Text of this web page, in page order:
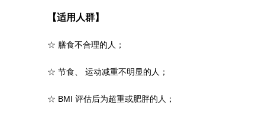
【适用人群】
☆ 膳食不合理的人；
☆ 节食、 运动减重不明显的人；
☆ BMI 评估后为超重或肥胖的人；